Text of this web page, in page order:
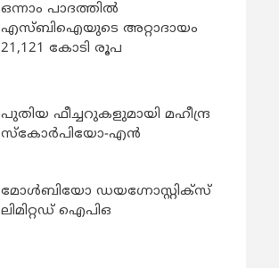
ഒന്നാം പാദത്തിൽ
എസ്ബിഐയുടെ അറ്റാദായം
21,121 കോടി രൂപ
പുതിയ ഫീച്ചറുകളുമായി മഹീന്ദ്ര
സ്കോർപിയോ-എൻ
മോൾബിയോ ഡയഗ്നോസ്റ്റിക്സ്
ലിമിറ്റഡ് ഐപിഒ